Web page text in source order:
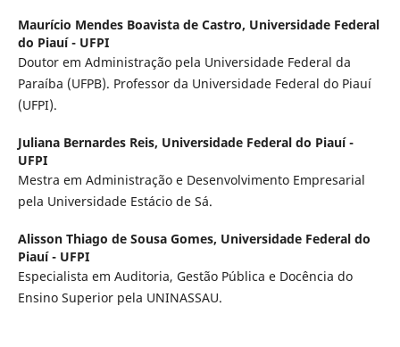
Maurício Mendes Boavista de Castro, Universidade Federal
do Piauí - UFPI
Doutor em Administração pela Universidade Federal da
Paraíba (UFPB). Professor da Universidade Federal do Piauí
(UFPI).
Juliana Bernardes Reis, Universidade Federal do Piauí -
UFPI
Mestra em Administração e Desenvolvimento Empresarial
pela Universidade Estácio de Sá.
Alisson Thiago de Sousa Gomes, Universidade Federal do
Piauí - UFPI
Especialista em Auditoria, Gestão Pública e Docência do
Ensino Superior pela UNINASSAU.